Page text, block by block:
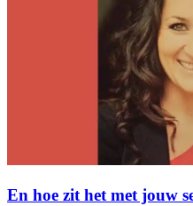
En hoe zit het met jouw